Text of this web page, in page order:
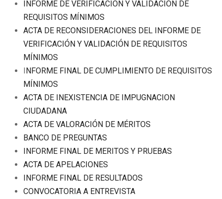
INFORME DE VERIFICACIÓN Y VALIDACIÓN DE
REQUISITOS MÍNIMOS
ACTA DE RECONSIDERACIONES DEL INFORME DE
VERIFICACIÓN Y VALIDACIÓN DE REQUISITOS
MÍNIMOS
INFORME FINAL DE CUMPLIMIENTO DE REQUISITOS
MÍNIMOS
ACTA DE INEXISTENCIA DE IMPUGNACION
CIUDADANA
ACTA DE VALORACIÓN DE MÉRITOS
BANCO DE PREGUNTAS
INFORME FINAL DE MERITOS Y PRUEBAS
ACTA DE APELACIONES
INFORME FINAL DE RESULTADOS
CONVOCATORIA A ENTREVISTA